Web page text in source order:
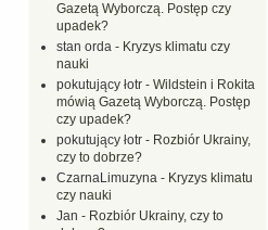
Gazetą Wyborczą. Postęp czy
upadek?
stan orda - Kryzys klimatu czy
nauki
pokutujący łotr - Wildstein i Rokita
mówią Gazetą Wyborczą. Postęp
czy upadek?
pokutujący łotr - Rozbiór Ukrainy,
czy to dobrze?
CzarnaLimuzyna - Kryzys klimatu
czy nauki
Jan - Rozbiór Ukrainy, czy to